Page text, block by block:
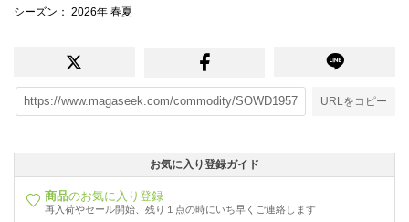
シーズン ： 2026年 春夏
URLをコピー
お気に入り登録ガイド
商品のお気に入り登録
再入荷やセール開始、残り１点の時にいち早くご連絡します